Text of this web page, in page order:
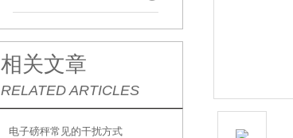
相关文章
RELATED ARTICLES
电子磅秤常见的干扰方式